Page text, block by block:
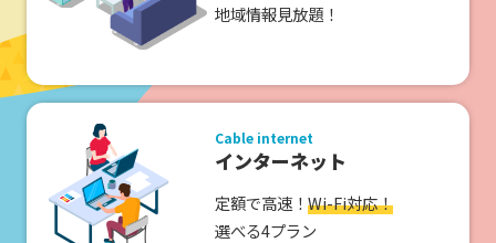
地域情報見放題！
Cable internet
インターネット
定額で高速！Wi-Fi対応！
選べる4プラン